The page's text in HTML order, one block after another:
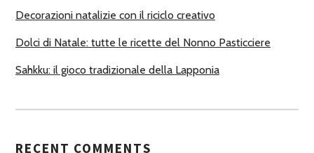
Decorazioni natalizie con il riciclo creativo
Dolci di Natale: tutte le ricette del Nonno Pasticciere
Sahkku: il gioco tradizionale della Lapponia
RECENT COMMENTS